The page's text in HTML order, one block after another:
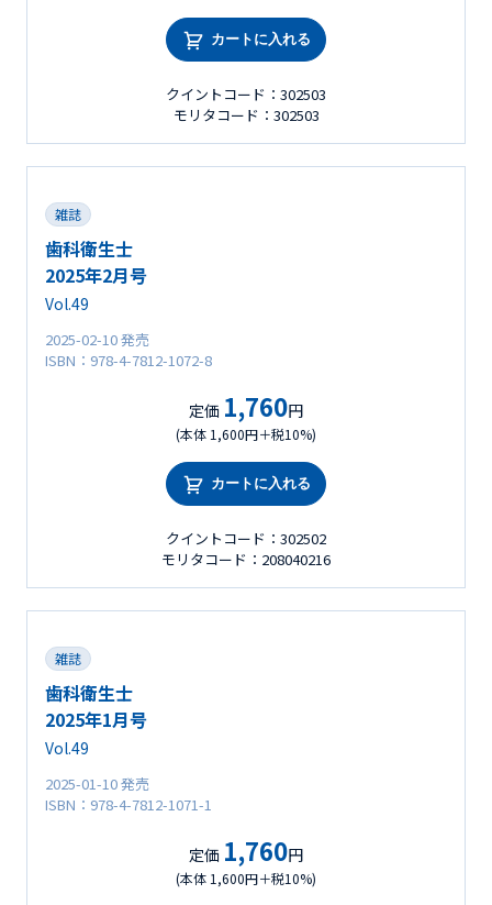
カートに入れる
クイントコード：302503
モリタコード：302503
雑誌
歯科衛生士
2025年2月号
Vol.49
2025-02-10 発売
ISBN：978-4-7812-1072-8
定価 1,760円
(本体 1,600円＋税10%)
カートに入れる
クイントコード：302502
モリタコード：208040216
雑誌
歯科衛生士
2025年1月号
Vol.49
2025-01-10 発売
ISBN：978-4-7812-1071-1
定価 1,760円
(本体 1,600円＋税10%)